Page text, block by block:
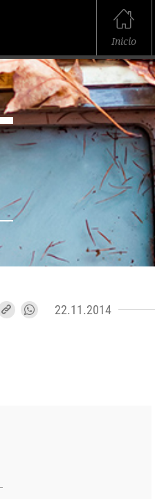
Inicio
22.11.2014